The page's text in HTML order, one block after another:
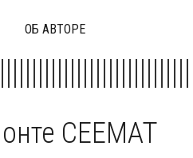
ОБ АВТОРЕ
CEEMAT